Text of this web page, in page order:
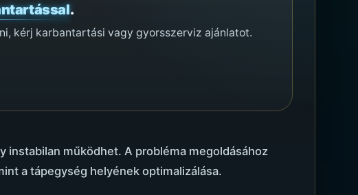
.
kérj karbantartási vagy gyorsszerviz ajánlatot.
instabilan működhet. A probléma megoldásához
a tápegység helyének optimalizálása.